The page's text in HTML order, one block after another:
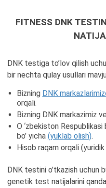
FITNESS DNK
DNK testiga to’lov qilish
bir nechta qulay usullari
Bizning DNK
orqali.
Bizning DNK markazimiz
O ‘zbekiston
bo’ yicha (yuklab olish).
Hisob raqam orqali
DNK testini o’tkazish uchun
genetik test natijalarini